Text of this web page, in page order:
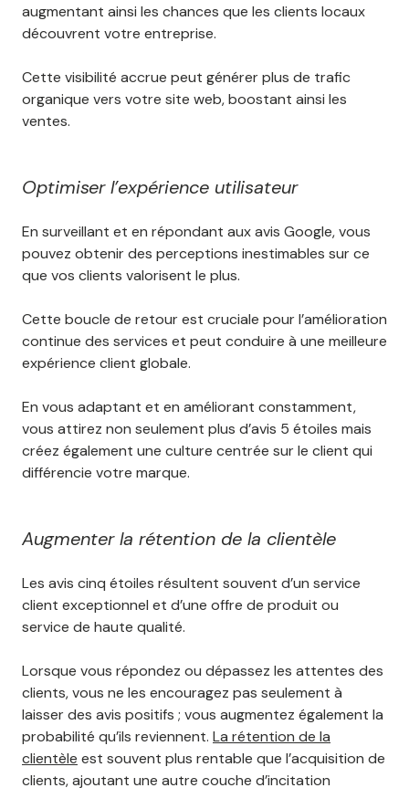
augmentant ainsi les chances que les clients locaux
découvrent votre entreprise.
Cette visibilité accrue peut générer plus de trafic
organique vers votre site web, boostant ainsi les
ventes.
Optimiser l’expérience utilisateur
En surveillant et en répondant aux avis Google, vous
pouvez obtenir des perceptions inestimables sur ce
que vos clients valorisent le plus.
Cette boucle de retour est cruciale pour l’amélioration
continue des services et peut conduire à une meilleure
expérience client globale.
En vous adaptant et en améliorant constamment,
vous attirez non seulement plus d’avis 5 étoiles mais
créez également une culture centrée sur le client qui
différencie votre marque.
Augmenter la rétention de la clientèle
Les avis cinq étoiles résultent souvent d’un service
client exceptionnel et d’une offre de produit ou
service de haute qualité.
Lorsque vous répondez ou dépassez les attentes des
clients, vous ne les encouragez pas seulement à
laisser des avis positifs ; vous augmentez également la
probabilité qu’ils reviennent. La rétention de la
clientèle est souvent plus rentable que l’acquisition de
clients, ajoutant une autre couche d’incitation